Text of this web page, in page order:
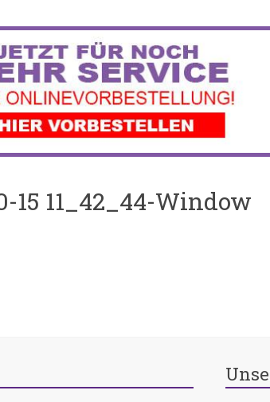
BIS ZU 55%
5%
15 11_42_44-Window